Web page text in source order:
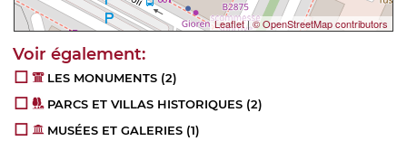
Leaflet|© OpenStreetMap contributors
LES MONUMENTS (2)
PARCS ET VILLAS HISTORIQUES (2)
MUSÉES ET GALERIES (1)